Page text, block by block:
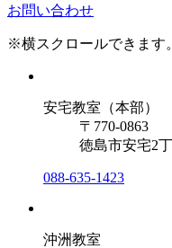
お問い合わせ
※横スクロールできます。
安宅教室（本部）
〒770-0863
徳島市安宅2
088-635-1423
沖洲教室